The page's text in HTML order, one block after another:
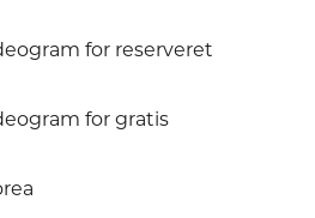
for reserveret
for gratis